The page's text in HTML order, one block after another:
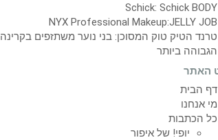
Schick: Schick BODY
NYX Professional Makeup:JELLY JOB
טרנד הטיק טוק המסוכן: בני נוער משתזפים בקרינה
הגבוהה ביותר
האתר
דף הבית
מי אנחנו
כל הכתבות
יופי! של איפור